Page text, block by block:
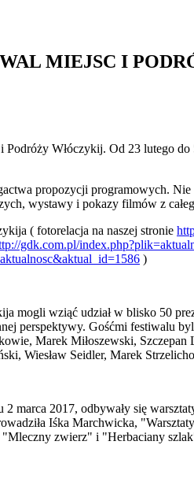
MIEJSC I
Włóczykij. Od 23 lutego
propozycji programowych.
wystawy i pokazy filmów z
( fotorelacja na naszej stronie
gdk.com.pl/
)
mogli wziąć udział w blisko 50
perspektywy. Gośćmi festiwalu
Marek Miłoszewski,
Wiesław Seidler, Marek
marca 2017, odbywały się
Iśka Marchwicka,
zwierz" i "Herbaciany